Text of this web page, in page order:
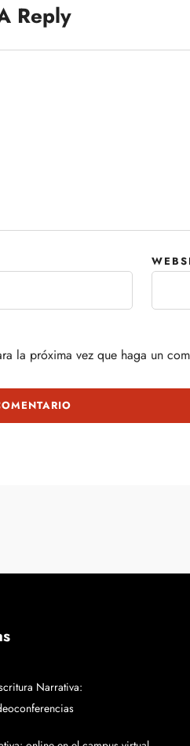
Reply
la próxima vez que haga un
Narrativa: